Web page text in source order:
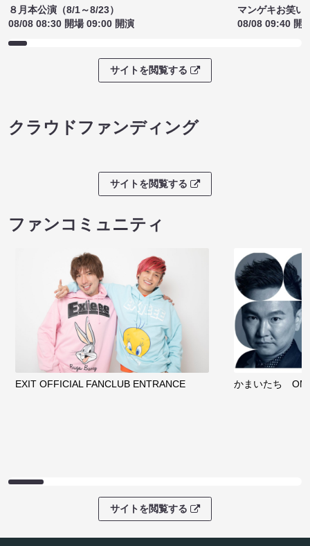
８月本公演（8/1～8/23）
08/08 08:30 開場 09:00 開演
マンゲキお笑い
08/08 09:40 開
サイトを閲覧する
クラウドファンディング
サイトを閲覧する
ファンコミュニティ
EXIT OFFICIAL FANCLUB ENTRANCE かまいたち
サイトを閲覧する